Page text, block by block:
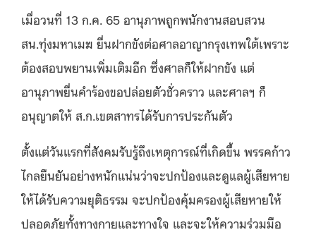
เมื่อวนที่ 13 ก.ค. 65 อานุภาพถูกพนักงานสอบสวน
สน.ทุ่งมหาเมฆ ยื่นฝากขังต่อศาลอาญากรุงเทพใต้เพราะ
ต้องสอบพยานเพิ่มเติมอีก ซึ่งศาลก็ให้ฝากขัง แต่
อานุภาพยื่นคำร้องขอปล่อยตัวชั่วคราว และศาลฯ ก็
อนุญาตให้ ส.ก.เขตสาทรได้รับการประกันตัว
ตั้งแต่วันแรกที่สังคมรับรู้ถึงเหตุการณ์ที่เกิดขึ้น พรรคก้าว
ไกลยืนยันอย่างหนักแน่นว่าจะปกป้องและดูแลผู้เสียหาย
ให้ได้รับความยุติธรรม จะปกป้องคุ้มครองผู้เสียหายให้
ปลอดภัยทั้งทางกายและทางใจ และจะให้ความร่วมมือ